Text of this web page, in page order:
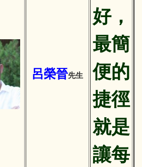
呂榮晉先生
好，
最簡
便的
捷徑
就是
讓每